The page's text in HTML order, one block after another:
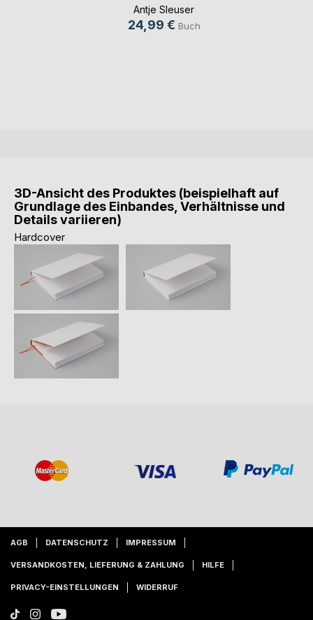
Antje Sleuser
24,99 € Buch
3D-Ansicht des Produktes (beispielhaft auf
Grundlage des Einbandes, Verhältnisse und
Details variieren)
Hardcover
AGB DATENSCHUTZ IMPRESSUM
VERSANDKOSTEN, LIEFERUNG & ZAHLUNG HILFE
PRIVACY-EINSTELLUNGEN WIDERRUF